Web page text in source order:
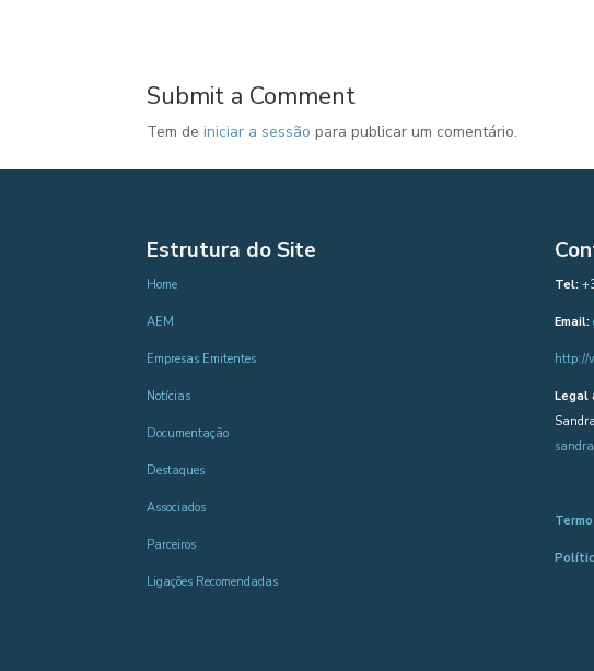
Submit a Comment
Tem deiniciar a sessão para publicar um comentário.
Estrutura do Site
Home
AEM
Empresas Emitentes
Notícias
Documentação
Destaques
Associados
Parceiros
Ligações Recomendadas
Tel:
Email:
http://
Legal